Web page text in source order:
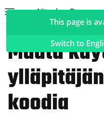
Nitrokey
navigation of NitroPad,
Muuta
koodia
This page is
Switch to